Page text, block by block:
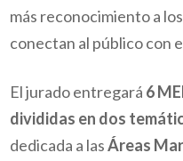
más reconocimiento a
conectan al público con
El jurado entregará 6
divididas en dos
dedicada a lasÁreas